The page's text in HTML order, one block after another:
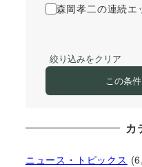
森岡孝二の連続エ
絞り込みをクリア
この条
カ
ニュース・トピックス